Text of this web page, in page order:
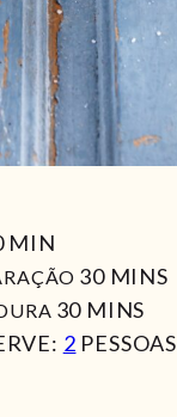
MIN
MIN
30MIN
MINS
30MIN
MINS
2 PESSOAS